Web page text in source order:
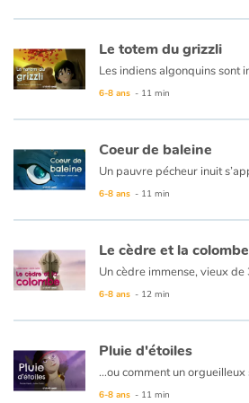
Le totem du grizzli
6-8 ans - 11 min
Coeur de baleine
6-8 ans - 11 min
Le cèdre et la colombe
6-8 ans - 12 min
Pluie d'étoiles
6-8 ans - 11 min